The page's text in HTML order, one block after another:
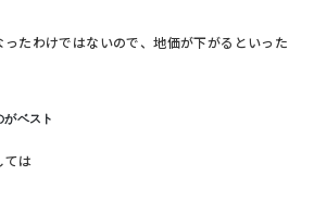
たわけではないので、地価が下がるといった
ベスト
ては